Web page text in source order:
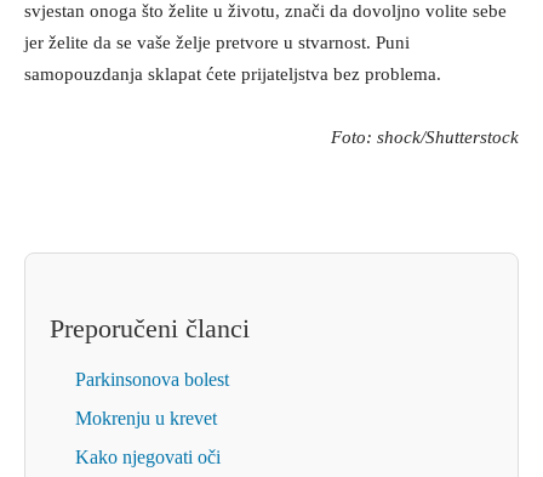
svjestan onoga što želite u životu, znači da dovoljno volite sebe
jer želite da se vaše želje pretvore u stvarnost. Puni
samopouzdanja sklapat ćete prijateljstva bez problema.
Foto: shock/Shutterstock
Preporučeni članci
Parkinsonova bolest
Mokrenju u krevet
Kako njegovati oči